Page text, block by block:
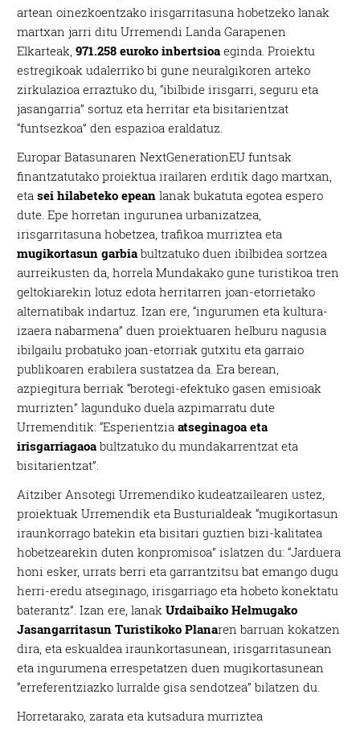
artean oinezkoentzako irisgarritasuna hobetzeko lanak
martxan jarri ditu Urremendi Landa Garapenen
Elkarteak,971.258 euroko inbertsioa eginda. Proiektu
estregikoak udalerriko bi gune neuralgikoren arteko
zirkulazioa erraztuko du, “ibilbide irisgarri, seguru eta
jasangarria” sortuz eta herritar eta bisitarientzat
“funtsezkoa” den espazioa eraldatuz.
Europar Batasunaren NextGenerationEU funtsak
finantzatutako proiektua irailaren erditik dago martxan,
eta sei hilabeteko epean lanak bukatuta egotea espero
dute. Epe horretan ingurunea urbanizatzea,
irisgarritasuna hobetzea, trafikoa murriztea eta
mugikortasun garbia bultzatuko duen ibilbidea sortzea
aurreikusten da, horrela Mundakako gune turistikoa tren
geltokiarekin lotuz edota herritarren joan-etorrietako
alternatibak indartuz. Izan ere, “ingurumen eta kultura-
izaera nabarmena” duen proiektuaren helburu nagusia
ibilgailu probatuko joan-etorriak gutxitu eta garraio
publikoaren erabilera sustatzea da. Era berean,
azpiegitura berriak “berotegi-efektuko gasen emisioak
murrizten” lagunduko duela azpimarratu dute
Urremenditik: “Esperientziaatseginagoa eta
irisgarriagaoa bultzatuko du mundakarrentzat eta
bisitarientzat”.
Aitziber Ansotegi Urremendiko kudeatzailearen ustez,
proiektuak Urremendik eta Busturialdeak “mugikortasun
iraunkorrago batekin eta bisitari guztien bizi-kalitatea
hobetzearekin duten konpromisoa” islatzen du: “Jarduera
honi esker, urrats berri eta garrantzitsu bat emango dugu
herri-eredu atseginago, irisgarriago eta hobeto konektatu
baterantz”. Izan ere, lanakUrdaibaiko Helmugako
Jasangarritasun Turistikoko Planaren barruan kokatzen
dira, eta eskualdea iraunkortasunean, irisgarritasunean
eta ingurumena errespetatzen duen mugikortasunean
“erreferentziazko lurralde gisa sendotzea” bilatzen du.
Horretarako, zarata eta kutsadura murriztea